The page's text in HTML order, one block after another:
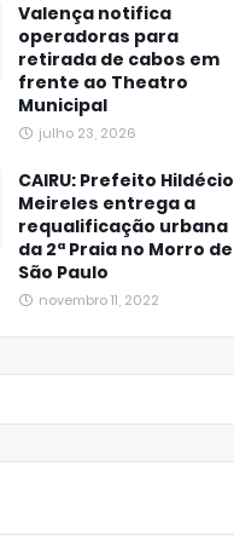
Valença notifica
operadoras para
retirada de cabos em
frente ao Theatro
Municipal
julho 23, 2026
CAIRU: Prefeito Hildécio
Meireles entrega a
requalificação urbana
da 2ª Praia no Morro de
São Paulo
novembro 11, 2022